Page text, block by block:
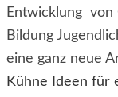
Entwicklung von
Bildung
eine ganz neue
Kühne Ideen für